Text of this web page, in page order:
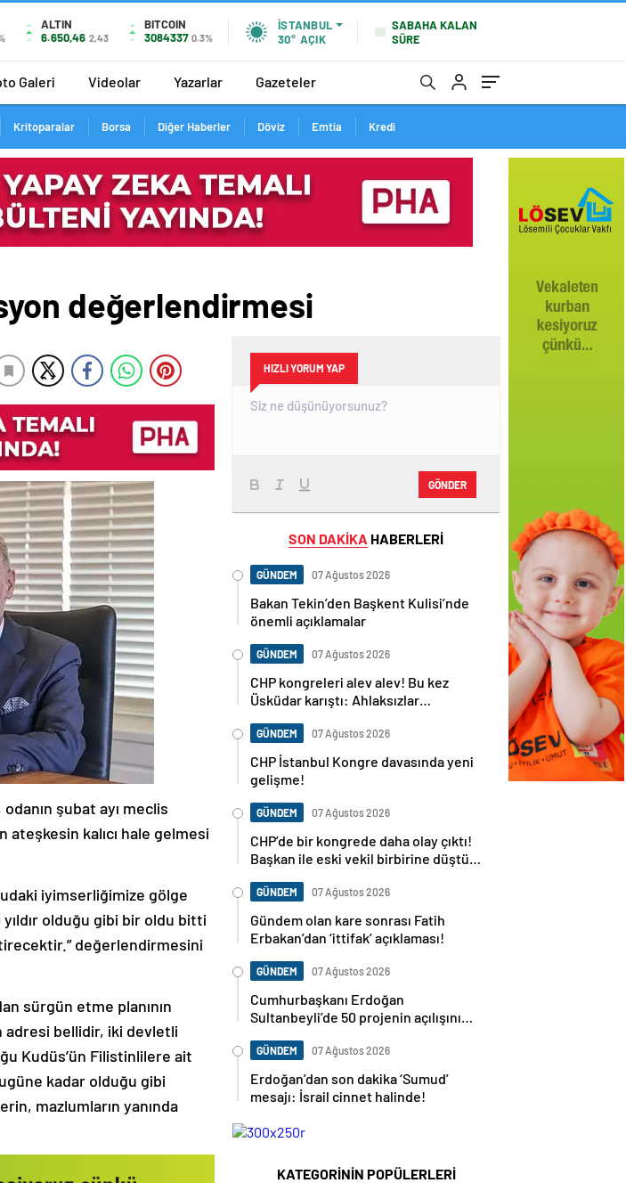
ALTIN
6.650,46 2,43
BITCOIN
3084337 0.3%
İSTANBUL
30° AÇIK
SABAHA KALAN
SÜRE
Galeri Videolar Yazarlar Gazeteler
Kritoparalar Borsa Diğer Haberler Döviz Emtia Kredi
değerlendirmesi
şubat ayı meclis
ateşkesin kalıcı hale gelmesi
iyimserliğimize gölge
olduğu gibi bir oldu bitti
değerlendirmesini
sürgün etme planının
adresi bellidir, iki devletli
Kudüs’ün Filistinlilere ait
kadar olduğu gibi
mazlumların yanında
HIZLI YORUM YAP
GÖNDER
SON DAKİKA HABERLERİ
GÜNDEM 07 Ağustos 2026
Bakan Tekin’den Başkent Kulisi’nde
önemli açıklamalar
GÜNDEM 07 Ağustos 2026
CHP kongreleri alev alev! Bu kez
Üsküdar karıştı: Ahlaksızlar…
GÜNDEM 07 Ağustos 2026
CHP İstanbul Kongre davasında yeni
gelişme!
GÜNDEM 07 Ağustos 2026
CHP’de bir kongrede daha olay çıktı!
Başkan ile eski vekil birbirine düştü…
GÜNDEM 07 Ağustos 2026
Gündem olan kare sonrası Fatih
Erbakan’dan ‘ittifak’ açıklaması!
GÜNDEM 07 Ağustos 2026
Cumhurbaşkanı Erdoğan
Sultanbeyli’de 50 projenin açılışını
GÜNDEM 07 Ağustos 2026
Erdoğan’dan son dakika ‘Sumud’
mesajı: İsrail cinnet halinde!
KATEGORİNİN POPÜLERLERİ